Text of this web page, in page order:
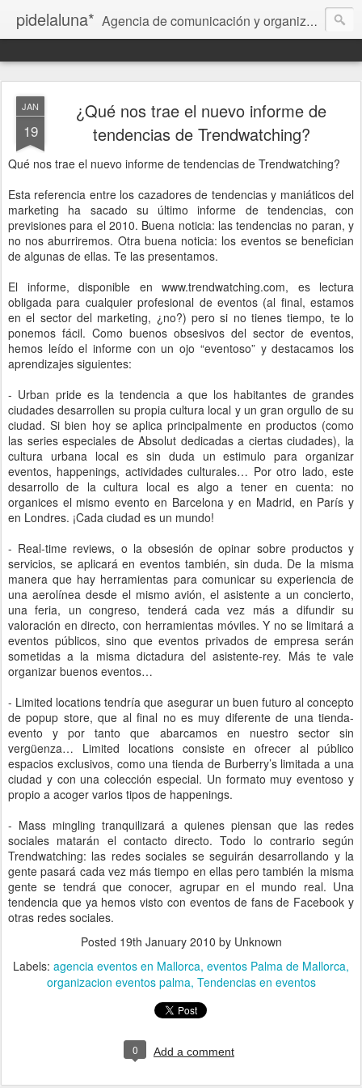
pidelaluna* Agencia de comunicación y organización de eventos en Palma de Mallorca. Communication and events planning agency in Palma de Mallorca. Kommunikation und Veranstaltungen-Agentur in Palma de Mallorca. Agència de comunicació i esdeveniments a Palma de Mallorca. Agenzia di comunicazione ed eventi a Palma di Mallorca.
JAN
19
¿Qué nos trae el nuevo informe de
tendencias de Trendwatching?
Qué nos trae el nuevo informe de tendencias de Trendwatching?
Esta referencia entre los cazadores de tendencias y maniáticos del
marketing ha sacado su último informe de tendencias, con
previsiones para el 2010. Buena noticia: las tendencias no paran, y
no nos aburriremos. Otra buena noticia: los eventos se benefician
de algunas de ellas. Te las presentamos.
El informe, disponible en www.trendwatching.com, es lectura
obligada para cualquier profesional de eventos (al final, estamos
en el sector del marketing, ¿no?) pero si no tienes tiempo, te lo
ponemos fácil. Como buenos obsesivos del sector de eventos,
hemos leído el informe con un ojo “eventoso” y destacamos los
aprendizajes siguientes:
- Urban pride es la tendencia a que los habitantes de grandes
ciudades desarrollen su propia cultura local y un gran orgullo de su
ciudad. Si bien hoy se aplica principalmente en productos (como
las series especiales de Absolut dedicadas a ciertas ciudades), la
cultura urbana local es sin duda un estimulo para organizar
eventos, happenings, actividades culturales… Por otro lado, este
desarrollo de la cultura local es algo a tener en cuenta: no
organices el mismo evento en Barcelona y en Madrid, en París y
en Londres. ¡Cada ciudad es un mundo!
- Real-time reviews, o la obsesión de opinar sobre productos y
servicios, se aplicará en eventos también, sin duda. De la misma
manera que hay herramientas para comunicar su experiencia de
una aerolínea desde el mismo avión, el asistente a un concierto,
una feria, un congreso, tenderá cada vez más a difundir su
valoración en directo, con herramientas móviles. Y no se limitará a
eventos públicos, sino que eventos privados de empresa serán
sometidas a la misma dictadura del asistente-rey. Más te vale
organizar buenos eventos…
- Limited locations tendría que asegurar un buen futuro al concepto
de popup store, que al final no es muy diferente de una tienda-
evento y por tanto que abarcamos en nuestro sector sin
vergüenza… Limited locations consiste en ofrecer al público
espacios exclusivos, como una tienda de Burberry’s limitada a una
ciudad y con una colección especial. Un formato muy eventoso y
propio a acoger varios tipos de happenings.
- Mass mingling tranquilizará a quienes piensan que las redes
sociales matarán el contacto directo. Todo lo contrario según
Trendwatching: las redes sociales se seguirán desarrollando y la
gente pasará cada vez más tiempo en ellas pero también la misma
gente se tendrá que conocer, agrupar en el mundo real. Una
tendencia que ya hemos visto con eventos de fans de Facebook y
otras redes sociales.
Posted 19th January 2010 by Unknown
Labels: agencia eventos en Mallorca eventos Palma de Mallorca
organizacion eventos palma Tendencias en eventos
0 Add a comment